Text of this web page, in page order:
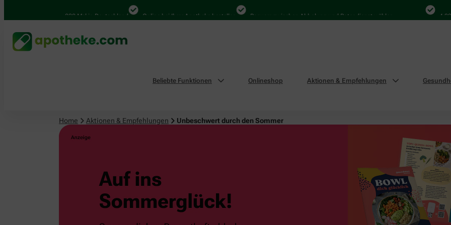
4.000 Mal in Deutschland Online bei Ihrer Apotheke bestellen Bequem zwischen Abholung und Botendienst wählen 4.000
Beliebte Funktionen Onlineshop Aktionen & Empfehlungen
Home Aktionen & Empfehlungen Unbeschwert durch den Sommer